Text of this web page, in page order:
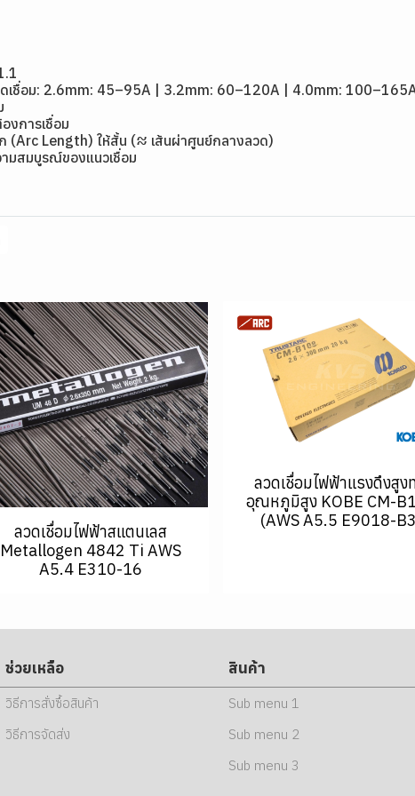
เชื่อม: 2.6mm: 45–95A | 3.2mm: 60–120A | 4.0mm:
งการเชื่อม
ก (Arc Length) ให้สั้น (≈ เส้นผ่าศูนย์กลางลวด)
มสมบูรณ์ของแนวเชื่อม
ลวดเชื่อมไฟฟ้าสแตนเลส
Metallogen 4842 Ti AWS
A5.4 E310-16
ลวดเชื่อมไฟฟ้าแรงดึงสูง
อุณหภูมิสูง KOBE CM-
(AWS A5.5 E9018-
ช่วยเหลือ
วิธีการสั่งซื้อสินค้า
วิธีการจัดส่ง
สินค้า
Sub menu 1
Sub menu 2
Sub menu 3